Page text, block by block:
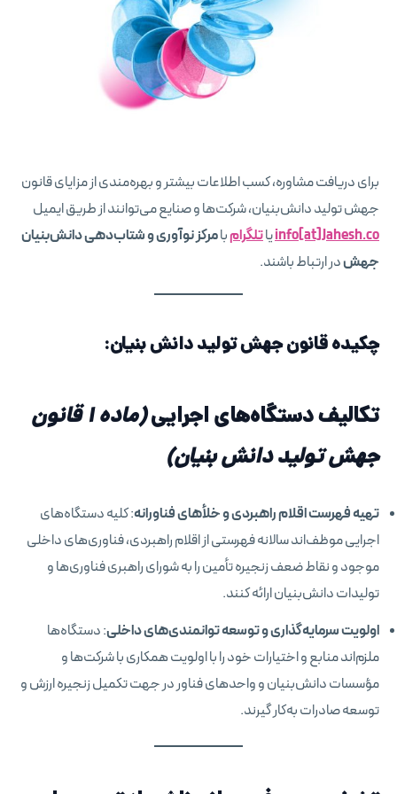
برای دریافت مشاوره، کسب اطلاعات بیشتر و بهره‌مندی از مزایای قانون
جهش تولید دانش‌بنیان، شرکت‌ها و صنایع می‌توانند از طریق ایمیل
info[at]Jahesh.coیاتلگرامبامرکز نوآوری و شتاب‌دهی دانش‌بنیان
جهشدر ارتباط باشند.
چکیده قانون جهش تولید دانش بنیان:
تکالیف دستگاه‌های اجرایی
(ماده ۱ قانون
جهش تولید دانش بنیان)
تهیه فهرست اقلام راهبردی و خلأهای فناورانه: کلیه دستگاه‌های
اجرایی موظف‌اند سالانه فهرستی از اقلام راهبردی، فناوری‌های داخلی
موجود و نقاط ضعف زنجیره تأمین را به شورای راهبری فناوری‌ها و
تولیدات دانش‌بنیان ارائه کنند.
اولویت سرمایه‌گذاری و توسعه توانمندی‌های داخلی: دستگاه‌ها
ملزم‌اند منابع و اختیارات خود را با اولویت همکاری با شرکت‌ها و
مؤسسات دانش‌بنیان و واحدهای فناور در جهت تکمیل زنجیره ارزش و
توسعه صادرات به‌کار گیرند.